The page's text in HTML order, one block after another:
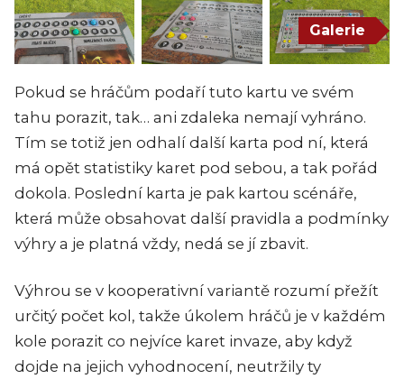
Galerie
Pokud se hráčům podaří tuto kartu ve svém
tahu porazit, tak… ani zdaleka nemají vyhráno.
Tím se totiž jen odhalí další karta pod ní, která
má opět statistiky karet pod sebou, a tak pořád
dokola. Poslední karta je pak kartou scénáře,
která může obsahovat další pravidla a podmínky
výhry a je platná vždy, nedá se jí zbavit.
Výhrou se v kooperativní variantě rozumí přežít
určitý počet kol, takže úkolem hráčů je v každém
kole porazit co nejvíce karet invaze, aby když
dojde na jejich vyhodnocení, neutržily ty